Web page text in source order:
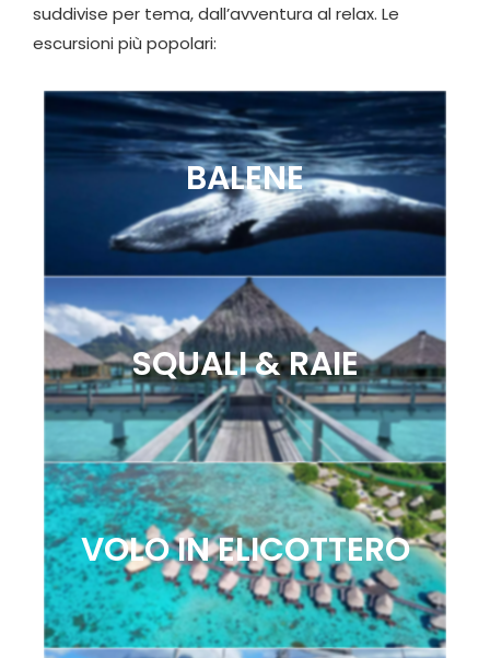
suddivise per tema, dall’avventura al relax. Le
escursioni più popolari:
BALENE
SQUALI & RAIE
VOLO IN ELICOTTERO